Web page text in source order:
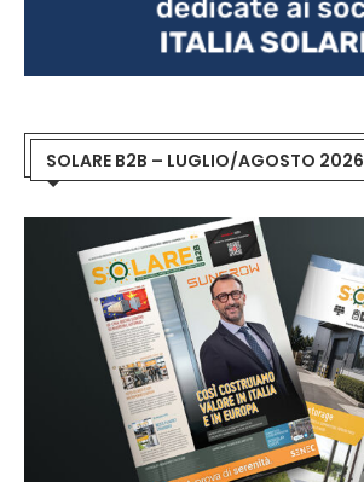
SOLARE B2B – LUGLIO/AGOSTO 2026